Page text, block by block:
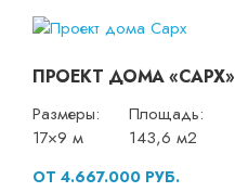
ПРОЕКТ ДОМА «САРХ»
Размеры:
17×9 м
Площадь:
143,6 м2
ОТ 4.667.000 РУБ.